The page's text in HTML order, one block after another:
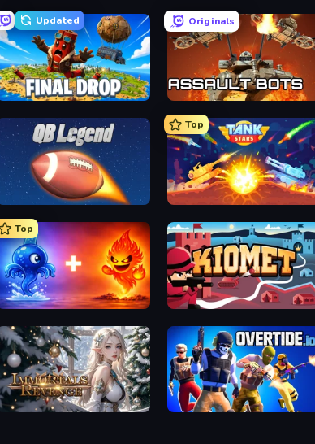
Updated
Final Drop
Originals
Assault Bots
2 Minute Football QB Legend
Top
Top
Elemental Monsters: Merge Kiomet
Immortals Revenge Overtide.io